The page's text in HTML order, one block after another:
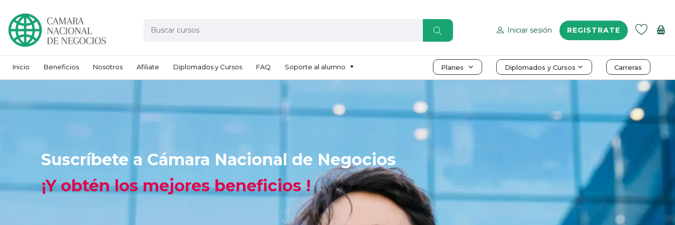
Iniciar sesión REGISTRATE
Inicio Beneficios Nosotros Afiliate Diplomados y Cursos FAQ Soporte al alumno Planes Diplomados y Cursos Carreras
Suscríbete a Cámara Nacional de Negocios​
¡Y obtén los mejores beneficios !​